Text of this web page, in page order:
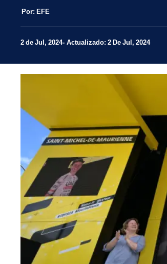
Por: EFE
2 de Jul, 2024 Actualizado: 2 De Jul, 2024